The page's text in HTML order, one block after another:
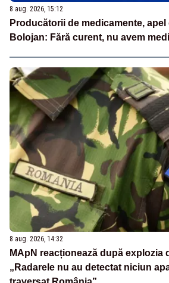
8 aug. 2026, 15:12
Producătorii de medicamente,
Bolojan: Fără curent, nu avem
8 aug. 2026, 14:32
MApN reacționează după explozia
„Radarele nu au detectat niciun